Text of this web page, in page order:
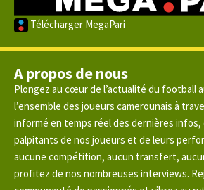
Télécharger MegaPari
A propos de nous
Plongez au cœur de l’actualité du football
l’ensemble des joueurs camerounais à
informé en temps réel des dernières
palpitants de nos joueurs et de leurs
aucune compétition, aucun transfert,
profitez de nos nombreuses interviews.